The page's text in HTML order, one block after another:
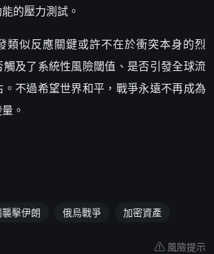
的壓力測試。
類似反應關鍵或許不在於衝突本身的烈
及了系統性風險閾值、是否引發全球流
不過希望世界和平，戰爭永遠不再成為
。
擊伊朗 俄烏戰爭 加密資產
風險提示